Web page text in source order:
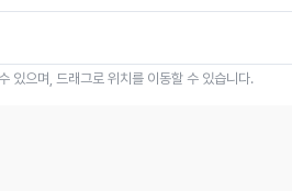
있으며, 드래그로 위치를 이동할 수 있습니다.